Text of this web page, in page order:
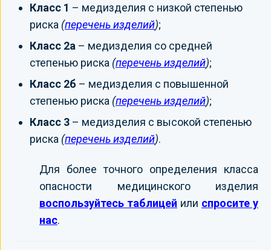
Класс 1 – медизделия с низкой степенью
риска (перечень изделий);
Класс 2а – медизделия со средней
степенью риска (перечень изделий);
Класс 2б – медизделия с повышенной
степенью риска (перечень изделий);
Класс 3 – медизделия с высокой степенью
риска (перечень изделий).
Для более точного определения класса
опасности медицинского изделия
воспользуйтесь таблицей или спросите у
нас.